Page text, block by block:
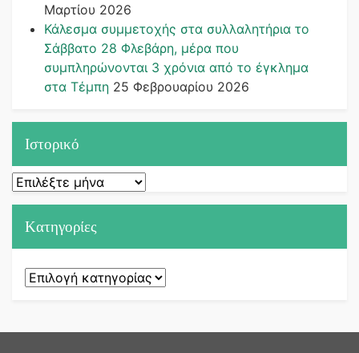
Μαρτίου 2026
Κάλεσμα συμμετοχής στα συλλαλητήρια το
Σάββατο 28 Φλεβάρη, μέρα που
συμπληρώνονται 3 χρόνια από το έγκλημα
στα Τέμπη 25 Φεβρουαρίου 2026
Ιστορικό
Ιστορικό
Kατηγορίες
Kατηγορίες